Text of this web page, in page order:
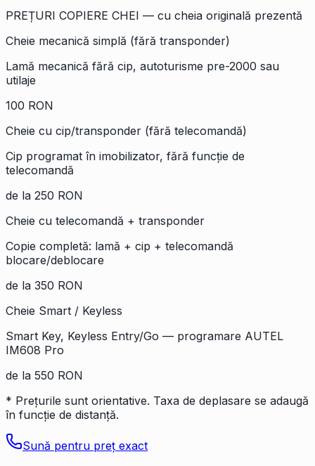
PREȚURI COPIERE CHEI — cu cheia originală prezentă
Cheie mecanică simplă (fără transponder)
Lamă mecanică fără cip, autoturisme pre-2000 sau
utilaje
100 RON
Cheie cu cip/transponder (fără telecomandă)
Cip programat în imobilizator, fără funcție de
telecomandă
de la 250 RON
Cheie cu telecomandă + transponder
Copie completă: lamă + cip + telecomandă
blocare/deblocare
de la 350 RON
Cheie Smart / Keyless
Smart Key, Keyless Entry/Go — programare AUTEL
IM608 Pro
de la 550 RON
* Prețurile sunt orientative. Taxa de deplasare se adaugă
în funcție de distanță.
Sună pentru preț exact